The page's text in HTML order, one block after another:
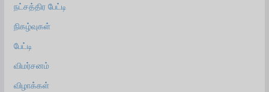
நட்சத்திர பேட்டி
நிகழ்வுகள்
பேட்டி
விமர்சனம்
விழாக்கள்